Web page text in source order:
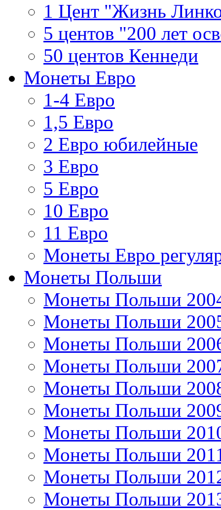
1 Цент "Жизнь
5 центов "200 лет
50 центов Кеннеди
Монеты Евро
1-4 Евро
1,5 Евро
2 Евро юбилейные
3 Евро
5 Евро
10 Евро
11 Евро
Монеты Евро
Монеты Польши
Монеты Польши
Монеты Польши
Монеты Польши
Монеты Польши
Монеты Польши
Монеты Польши
Монеты Польши
Монеты Польши
Монеты Польши
Монеты Польши